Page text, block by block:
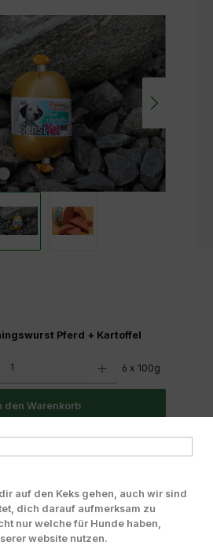
Pferd + Kartoffel
6 x 100g
den Warenkorb
hinzufügen
auf den Keks gehen, auch wir sind
dich darauf aufmerksam zu
nur welche für Hunde haben,
website nutzen.